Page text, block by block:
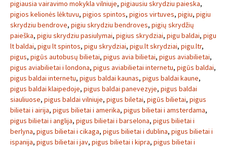
pigiausia vairavimo mokykla vilniuje, pigiausiu skrydziu paieska,
pigios kelionės lėktuvu, pigios spintos, pigios virtuves, pigiu, pigiu
skrydziu bendrove, pigiu skrydziu bendroves, pigių skrydžių
paieška, pigiu skrydziu pasiulymai, pigius skrydziai, pigu baldai, pigu
lt baldai, pigu lt spintos, pigu skrydziai, pigu.lt skrydziai, pigu.ltr,
pigus, pigūs autobusų bilietai, pigus avia bilietai, pigus aviabilietai,
pigus aviabilietai i londona, pigus aviabilietai internetu, pigūs baldai,
pigus baldai internetu, pigus baldai kaunas, pigus baldai kaune,
pigus baldai klaipedoje, pigus baldai panevezyje, pigus baldai
siauliuose, pigus baldai vilniuje, pigus biletai, pigūs bilietai, pigus
bilietai i airija, pigus bilietai i amerika, pigus bilietai i amsterdama,
pigus bilietai i anglija, pigus bilietai i barselona, pigus bilietai i
berlyna, pigus bilietai i cikaga, pigus bilietai i dublina, pigus bilietai i
ispanija, pigus bilietai i jav, pigus bilietai i kipra, pigus bilietai i